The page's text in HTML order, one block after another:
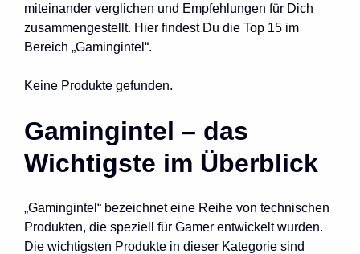
miteinander verglichen und Empfehlungen für Dich
zusammengestellt. Hier findest Du die Top 15 im
Bereich „Gamingintel“.
Keine Produkte gefunden.
Gamingintel – das
Wichtigste im Überblick
„Gamingintel“ bezeichnet eine Reihe von technischen
Produkten, die speziell für Gamer entwickelt wurden.
Die wichtigsten Produkte in dieser Kategorie sind